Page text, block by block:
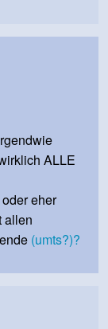
ALLE
eher
allen
(umts?)?